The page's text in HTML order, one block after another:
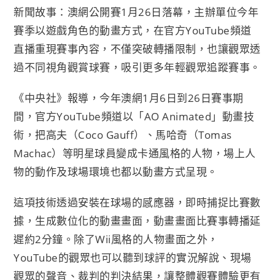
b
o
o
k
t
e
r
L
i
k
t
新聞故事：澳網公開賽1月26日落幕，主辦單位今年
賽季以遊戲角色的動畫方式，在官方YouTube頻道
直播重現賽事內容，不僅突破轉播限制，也讓觀眾透
過不同視角觀賞球賽，吸引更多年輕觀眾追蹤賽事。
《中央社》報導，今年澳網1月6日到26日賽事期
間，官方YouTube頻道以「AO Animated」動畫技
術，把高夫（Coco Gauff）、馬哈奇（Tomas
Machac）等明星球員變成卡通風格的人物，場上人
物的動作及球場環境也都以動畫方式呈現。
這項技術透過安裝在球場的感應器，即時捕捉比賽數
據，生成數位化的動畫畫面，動畫畫面比賽事轉播延
遲約2分鐘。除了Wii風格的人物畫面之外，
YouTube的觀眾也可以聽到球評的實況解說、現場
觀眾的聲音、裁判的判決結果，讓整體觀賽體驗更有